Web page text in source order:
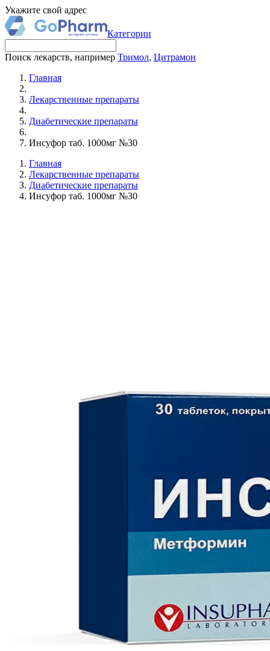
Укажите свой адрес
Категории
Поиск лекарств, например Тримол, Цитрамон
Главная
Лекарственные препараты
Диабетические препараты
Инсуфор таб. 1000мг №30
Главная
Лекарственные препараты
Диабетические препараты
Инсуфор таб. 1000мг №30